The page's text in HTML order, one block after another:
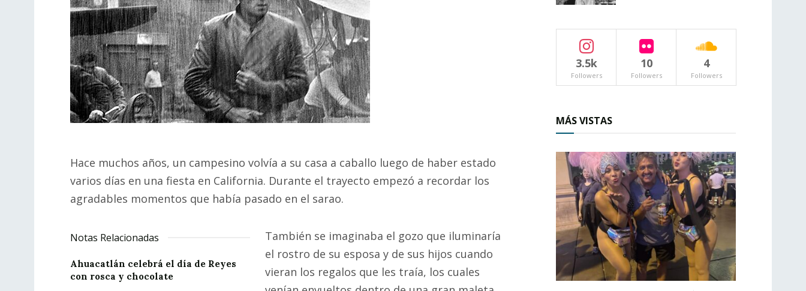
Hace muchos años, un campesino volvía a su casa a caballo luego de haber estado
varios días en una fiesta en California. Durante el trayecto empezó a recordar los
agradables momentos que había pasado en el sarao.
Notas Relacionadas
Ahuacatlán celebrá el día de Reyes
con rosca y chocolate
También se imaginaba el gozo que iluminaría
el rostro de su esposa y de sus hijos cuando
vieran los regalos que les traía, los cuales
3.5k
Followers
10
Followers
4
Followers
MÁS VISTAS